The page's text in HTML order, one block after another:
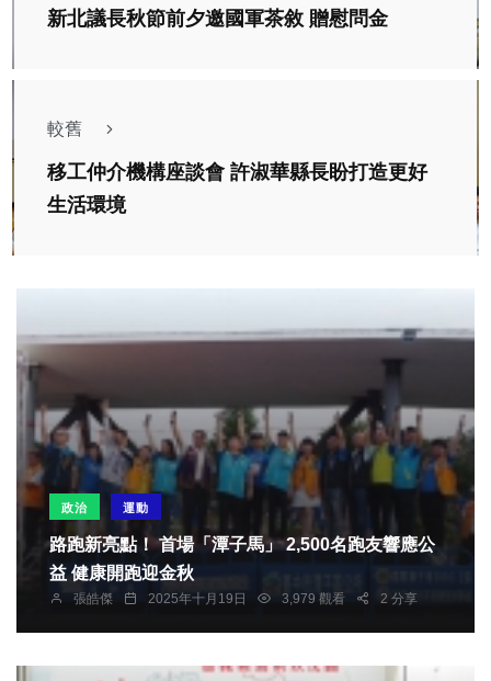
新北議長秋節前夕邀國軍茶敘 贈慰問金
較舊
移工仲介機構座談會 許淑華縣長盼打造更好
生活環境
政治 運動
路跑新亮點！ 首場「潭子馬」 2,500名跑友響應公
益 健康開跑迎金秋
張皓傑 2025年十月19日 3,979 觀看 2 分享